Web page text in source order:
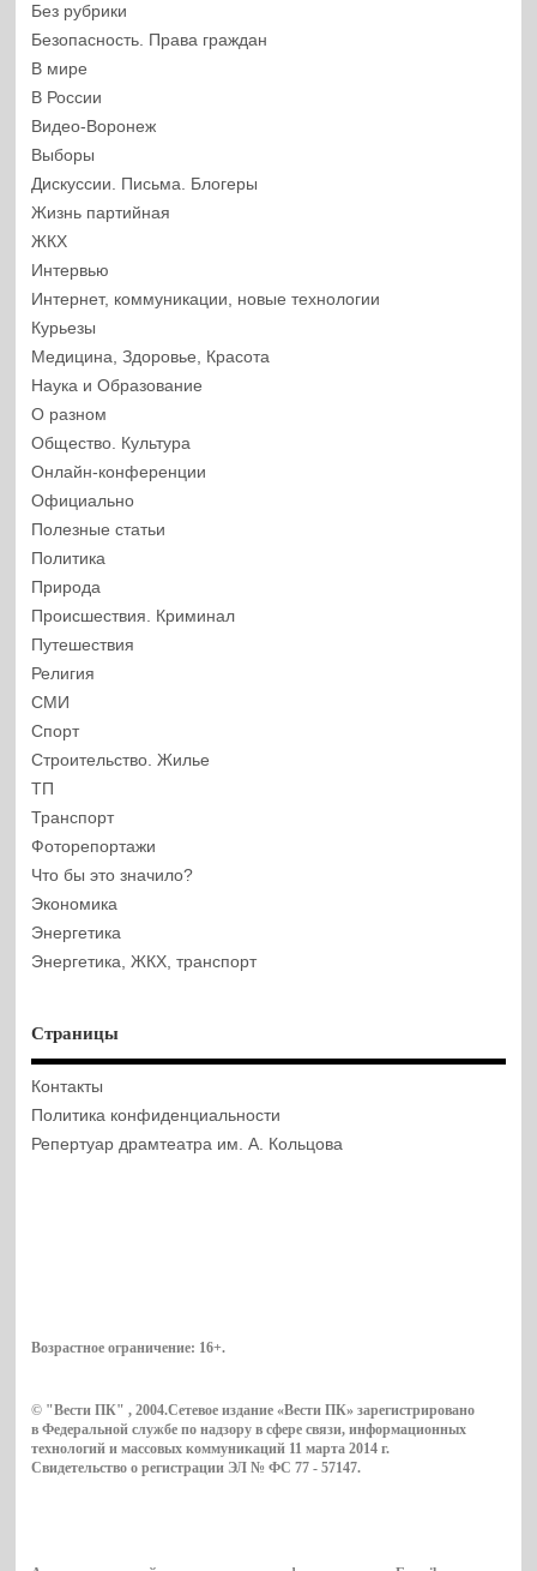
Без рубрики
Безопасность. Права граждан
В мире
В России
Видео-Воронеж
Выборы
Дискуссии. Письма. Блогеры
Жизнь партийная
ЖКХ
Интервью
Интернет, коммуникации, новые технологии
Курьезы
Медицина, Здоровье, Красота
Наука и Образование
О разном
Общество. Культура
Онлайн-конференции
Официально
Полезные статьи
Политика
Природа
Происшествия. Криминал
Путешествия
Религия
СМИ
Спорт
Строительство. Жилье
ТП
Транспорт
Фоторепортажи
Что бы это значило?
Экономика
Энергетика
Энергетика, ЖКХ, транспорт
Страницы
Контакты
Политика конфиденциальности
Репертуар драмтеатра им. А. Кольцова
Возрастное ограничение: 16+.
© "Вести ПК" , 2004.Сетевое издание «Вести ПК» зарегистрировано
в Федеральной службе по надзору в сфере связи, информационных
технологий и массовых коммуникаций 11 марта 2014 г.
Свидетельство о регистрации ЭЛ № ФС 77 - 57147.